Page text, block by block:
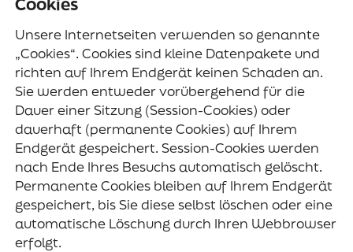
Unsere Internetseiten verwenden so genannte
„Cookies“. Cookies sind kleine Datenpakete und
richten auf Ihrem Endgerät keinen Schaden an.
Sie werden entweder vorübergehend für die
Dauer einer Sitzung (Session-Cookies) oder
dauerhaft (permanente Cookies) auf Ihrem
Endgerät gespeichert. Session-Cookies werden
nach Ende Ihres Besuchs automatisch gelöscht.
Permanente Cookies bleiben auf Ihrem Endgerät
gespeichert, bis Sie diese selbst löschen oder eine
automatische Löschung durch Ihren Webbrowser
erfolgt.